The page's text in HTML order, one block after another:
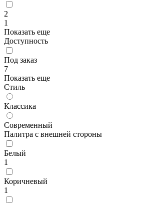
2
1
Показать еще
Доступность
Под заказ
7
Показать еще
Стиль
Классика
Современный
Палитра с внешней стороны
Белый
1
Коричневый
1